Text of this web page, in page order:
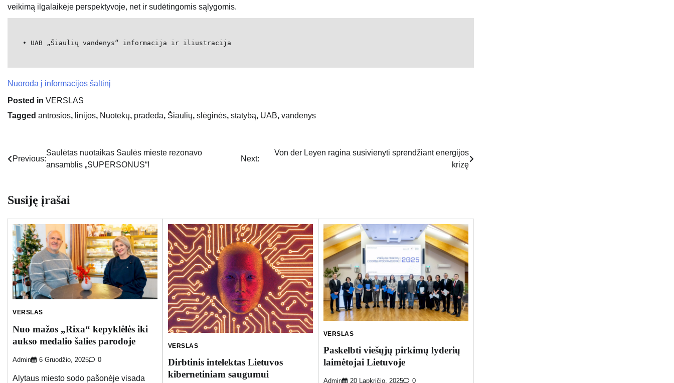
veikimą ilgalaikėje perspektyvoje, net ir sudėtingomis sąlygomis.
• UAB „Šiaulių vandenys“ informacija ir iliustracija
Nuoroda į informacijos šaltinį
Posted in VERSLAS
Tagged antrosios, linijos, Nuotekų, pradeda, Šiaulių, slėginės, statybą, UAB, vandenys
Navigacija
Previous:
Saulėtas nuotaikas Saulės mieste rezonavo
ansamblis „SUPERSONUS“!
Next:
Von der Leyen ragina susivienyti sprendžiant energijos
krizę
Susiję įrašai
VERSLAS
Nuo mažos „Rixa“ kepyklėlės iki
aukso medalio šalies parodoje
Admin 6 Gruodžio, 2025 0
Alytaus miesto sodo pašonėje visada
VERSLAS
Dirbtinis intelektas Lietuvos
kibernetiniam saugumui
VERSLAS
Paskelbti viešųjų pirkimų lyderių
laimėtojai Lietuvoje
Admin 20 Lapkričio, 2025 0